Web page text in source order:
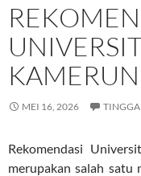
KAMERUN
MEI 16, 2026
Rekomendasi
merupakan salah satu